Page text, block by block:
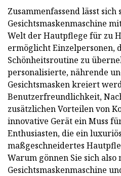
Zusammenfassend lässt sich
Gesichtsmaskenmaschine
Welt der Hautpflege für zu
ermöglicht Einzelpersonen,
Schönheitsroutine zu
personalisierte, nährende
Gesichtsmasken kreiert
Benutzerfreundlichkeit,
zusätzlichen Vorteilen von
innovative Gerät ein Muss
Enthusiasten, die ein
maßgeschneidertes
Warum gönnen Sie sich also
Gesichtsmaskenmaschine